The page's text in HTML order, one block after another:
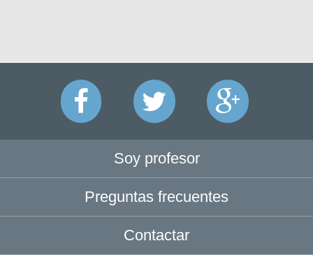
Soy profesor
Preguntas frecuentes
Contactar